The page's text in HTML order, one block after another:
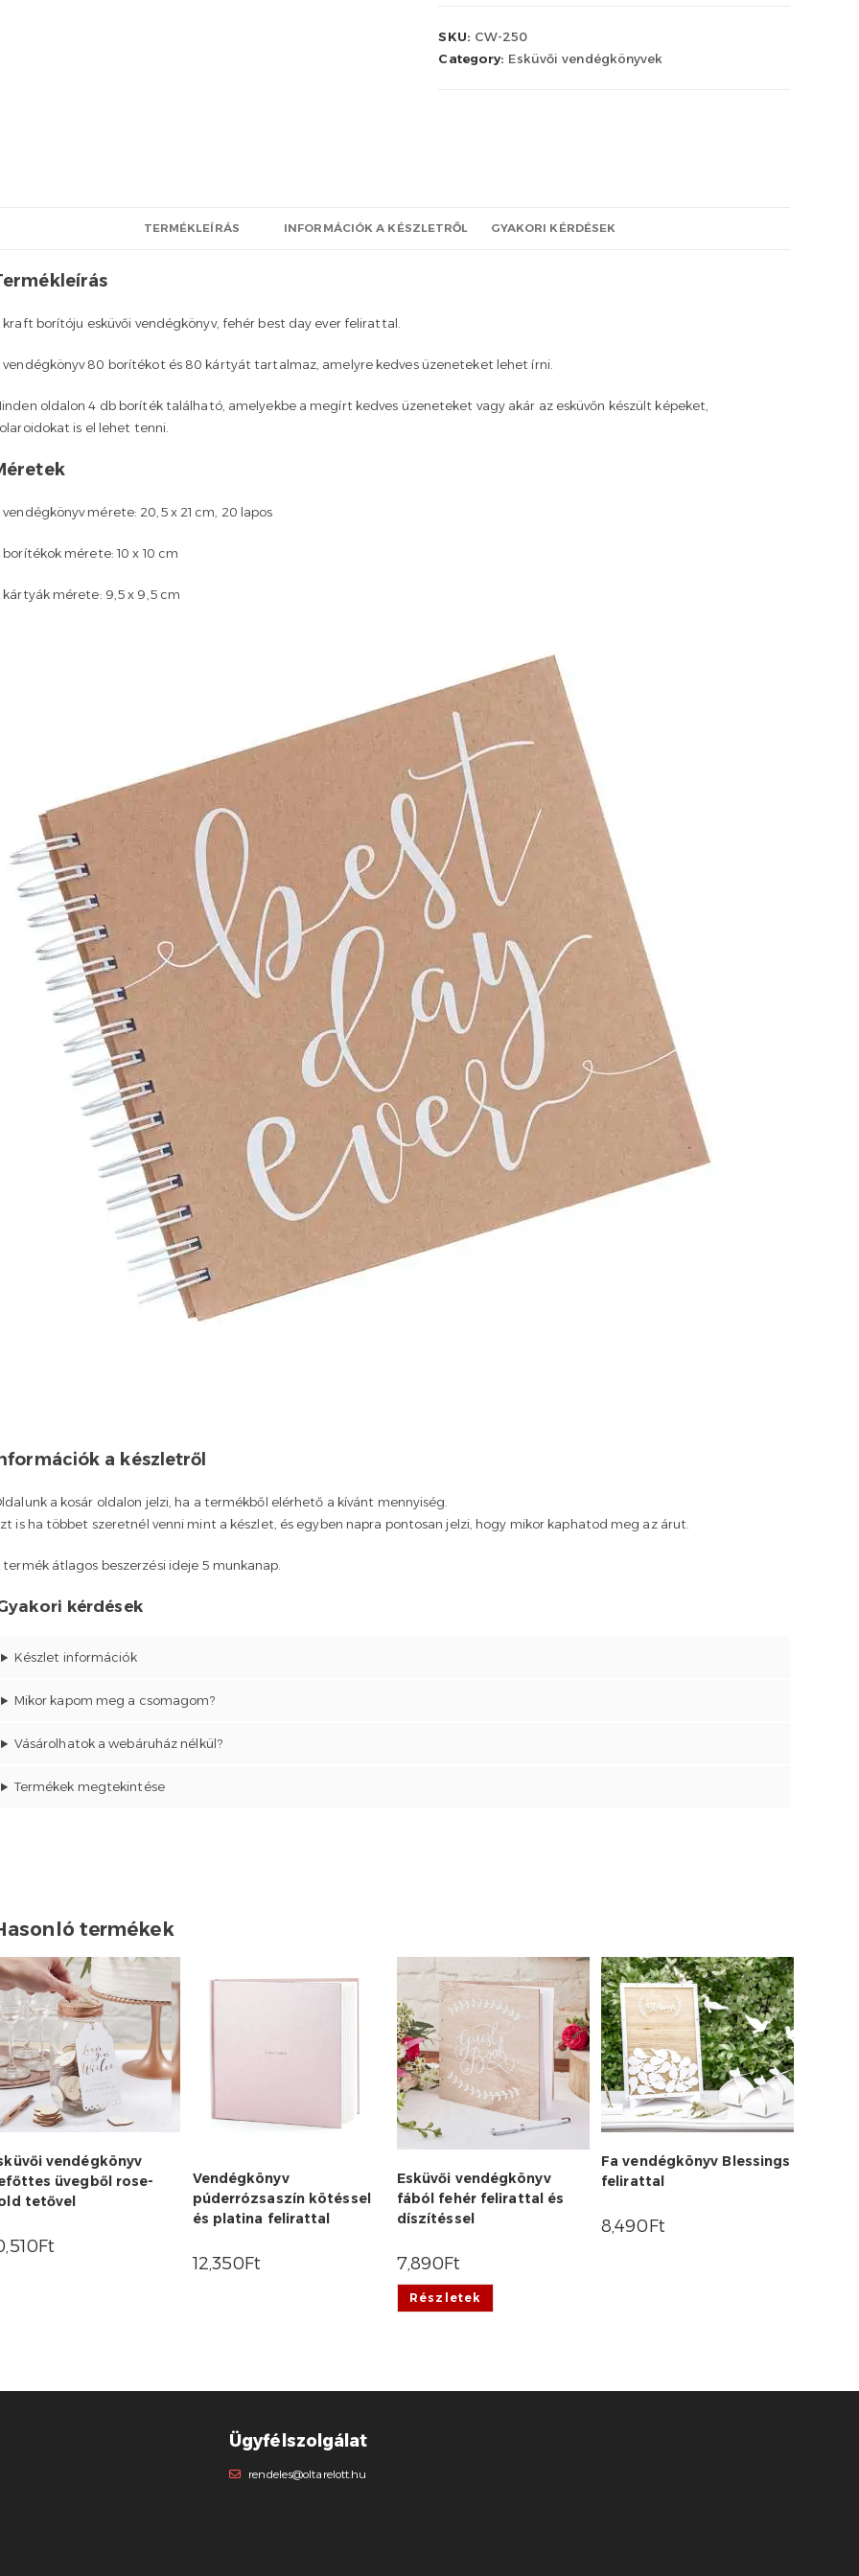
SKU: CW-250
Category: Esküvői vendégkönyvek
TERMÉKLEÍRÁS INFORMÁCIÓK A KÉSZLETRŐL GYAKORI KÉRDÉSEK
kraft borítóju esküvői vendégkönyv, fehér best day ever felirattal.
vendégkönyv 80 borítékot és 80 kártyát tartalmaz, amelyre kedves üzeneteket lehet írni.
oldalon 4 db boríték található, amelyekbe a megírt kedves üzeneteket vagy akár az esküvőn készült képeket,
is el lehet tenni.
vendégkönyv mérete: 20,5 x 21 cm, 20 lapos
borítékok mérete: 10 x 10 cm
kártyák mérete: 9,5 x 9,5 cm
a készletről
a kosár oldalon jelzi, ha a termékből elérhető a kívánt mennyiség.
is ha többet szeretnél venni mint a készlet, és egyben napra pontosan jelzi, hogy mikor kaphatod meg az árut.
termék átlagos beszerzési ideje 5 munkanap.
kérdések
Készlet információk
Mikor kapom meg a csomagom?
Vásárolhatok a webáruház nélkül?
Termékek megtekintése
termékek
vendégkönyv
üvegből rose-
tetővel
Ft
Vendégkönyv
púderrózsaszín kötéssel
és platina felirattal
12,350Ft
Esküvői vendégkönyv
fából fehér felirattal és
díszítéssel
7,890Ft
Részletek
Fa vendégkönyv Blessings
felirattal
8,490Ft
Ügyfélszolgálat
rendeles@oltarelott.hu